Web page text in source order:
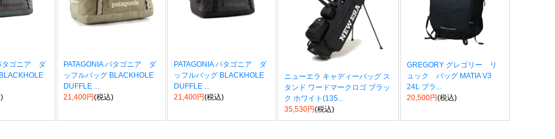
タゴニア ダ
PATAGONIA パタゴニア ダ
ッフルバッグ BLACKHOLE
DUFFLE ...
21,400円(税込)
PATAGONIA パタゴニア ダ
ッフルバッグ BLACKHOLE
DUFFLE ...
21,400円(税込)
ニューエラ キャディーバッグ ス
タンド ワードマークロゴ ブラッ
ク ホワイト(135...
35,530円(税込)
GREGORY グレゴリー リ
ュック バッグ MATIA V3
24L ブラ...
20,500円(税込)